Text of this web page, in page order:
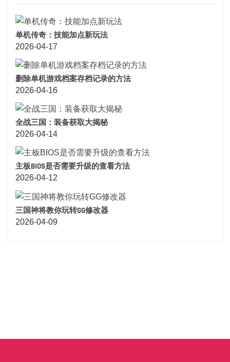
单机传奇：技能加点新玩法
2026-04-17
删除单机游戏档案存档记录的方法
2026-04-16
全战三国：装备获取大揭秘
2026-04-14
主板BIOS是否需要升级的查看方法
2026-04-12
三国神将教你玩转GG修改器
2026-04-09